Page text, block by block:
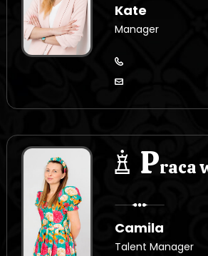
Kate
Manager
Praca
Camila
Talent Manager